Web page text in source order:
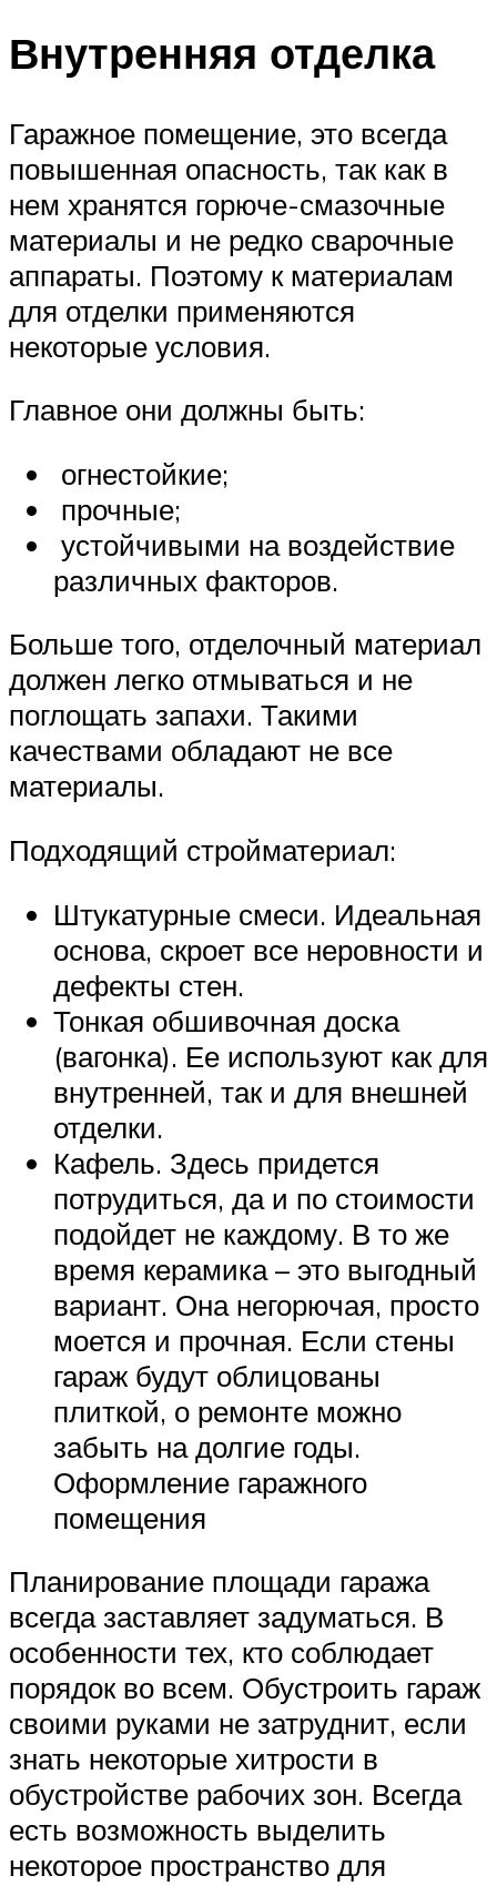
Внутренняя отделка
Гаражное помещение, это всегда
повышенная опасность, так как в
нем хранятся горюче-смазочные
материалы и не редко сварочные
аппараты. Поэтому к материалам
для отделки применяются
некоторые условия.
Главное они должны быть:
огнестойкие;
прочные;
устойчивыми на воздействие
различных факторов.
Больше того, отделочный материал
должен легко отмываться и не
поглощать запахи. Такими
качествами обладают не все
материалы.
Подходящий стройматериал:
Штукатурные смеси. Идеальная
основа, скроет все неровности и
дефекты стен.
Тонкая обшивочная доска
(вагонка). Ее используют как для
внутренней, так и для внешней
отделки.
Кафель. Здесь придется
потрудиться, да и по стоимости
подойдет не каждому. В то же
время керамика – это выгодный
вариант. Она негорючая, просто
моется и прочная. Если стены
гараж будут облицованы
плиткой, о ремонте можно
забыть на долгие годы.
Оформление гаражного
помещения
Планирование площади гаража
всегда заставляет задуматься. В
особенности тех, кто соблюдает
порядок во всем. Обустроить гараж
своими руками не затруднит, если
знать некоторые хитрости в
обустройстве рабочих зон. Всегда
есть возможность выделить
некоторое пространство для